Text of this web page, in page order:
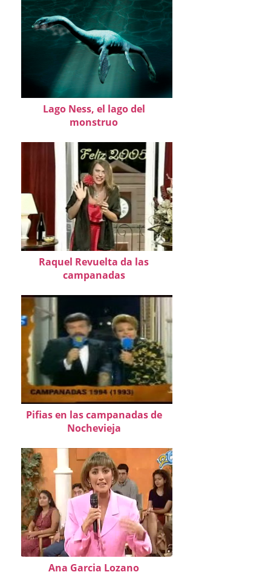
Lago Ness, el lago del
monstruo
Raquel Revuelta da las
campanadas
Pifias en las campanadas de
Nochevieja
Ana Garcia Lozano